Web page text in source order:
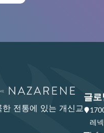
전통에 있는 개신교
글로
레